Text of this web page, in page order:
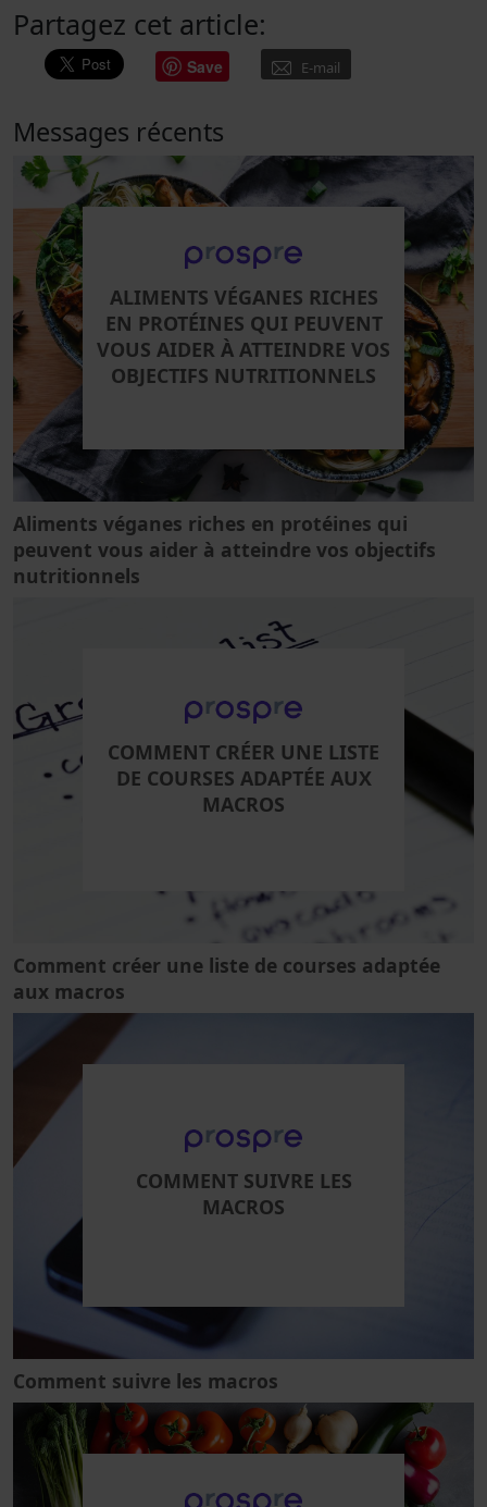
Partagez cet article:
Save E-mail
Messages récents
ALIMENTS VÉGANES RICHES
EN PROTÉINES QUI PEUVENT
VOUS AIDER À ATTEINDRE VOS
OBJECTIFS NUTRITIONNELS
Aliments véganes riches en protéines qui
peuvent vous aider à atteindre vos objectifs
nutritionnels
COMMENT CRÉER UNE LISTE
DE COURSES ADAPTÉE AUX
MACROS
Comment créer une liste de courses adaptée
aux macros
COMMENT SUIVRE LES
MACROS
Comment suivre les macros